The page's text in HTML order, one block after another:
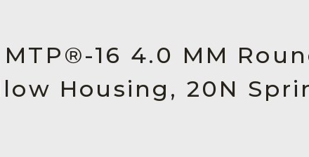
16 4.0 MM
Housing, 20N